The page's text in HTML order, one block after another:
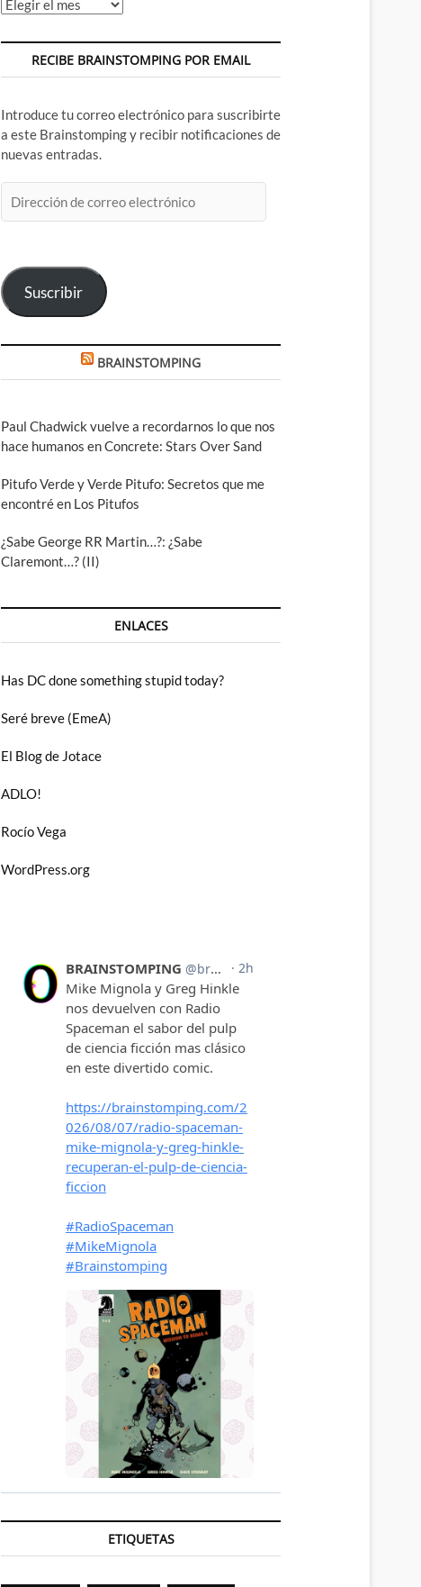
Archivos
RECIBE BRAINSTOMPING POR EMAIL
Introduce tu correo electrónico para suscribirte
a este Brainstomping y recibir notificaciones de
nuevas entradas.
de
Suscribir
BRAINSTOMPING
Paul Chadwick vuelve a recordarnos lo que nos
hace humanos en Concrete: Stars Over Sand
Pitufo Verde y Verde Pitufo: Secretos que me
encontré en Los Pitufos
¿Sabe George RR Martin…?: ¿Sabe
Claremont…? (II)
ENLACES
Has DC done something stupid today?
Seré breve (EmeA)
El Blog de Jotace
ADLO!
Rocío Vega
WordPress.org
ETIQUETAS